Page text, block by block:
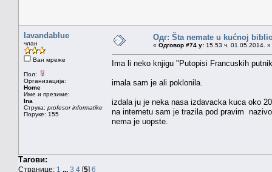
lavandablue
члан
Ван мреже
Пол:
Организација:
Home
Име и презиме:
Ina
Струка: profesor informatike
Поруке: 155
Одг: Šta nemate u kućnoj
« Одговор #74 у: 15.53 ч. 01.05.2014. »
Ima li neko knjigu "Putopisi Francuskih
imala sam je ali poklonila.
izdala ju je neka nasa izdavacka kuca oko
na internetu sam je trazila pod pravim
nema je uopste.
Тагови:
Странице: 1 ... 3 4 [5] 6